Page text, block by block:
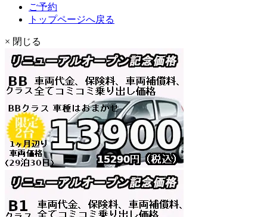
ご予約
トップページへ戻る
× 閉じる